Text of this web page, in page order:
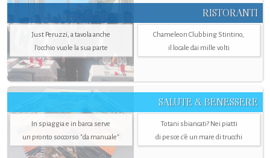
RISTORANTI
Just Peruzzi, a tavola anche
l’occhio vuole la sua parte
Chameleon Clubbing Stintino,
il locale dai mille volti
SALUTE & BENESSERE
In spiaggia e in barca serve
un pronto soccorso "da manuale"
Totani sbiancati? Nei piatti
di pesce c'è un mare di trucchi